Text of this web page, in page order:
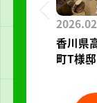
香川県
町T様
作業レ